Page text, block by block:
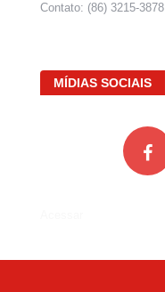
Contato: (86) 3215-3878
MÍDIAS SOCIAIS